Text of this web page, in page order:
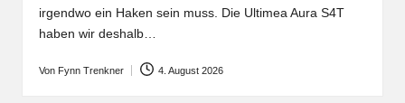
irgendwo ein Haken sein muss. Die Ultimea Aura S4T
haben wir deshalb…
Posted
Von Fynn Trenkner 4. August 2026